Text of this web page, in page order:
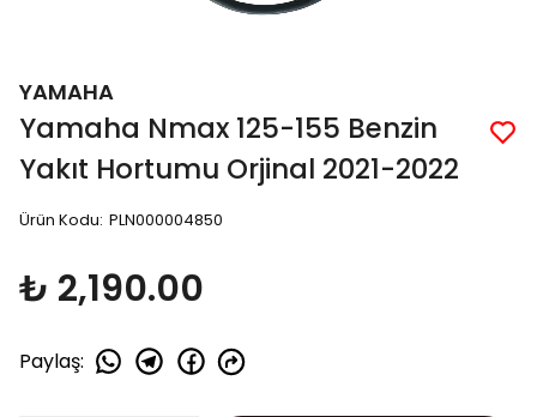
YAMAHA
Yamaha Nmax 125-155 Benzin
Yakıt Hortumu Orjinal 2021-2022
Ürün Kodu: PLN000004850
₺ 2,190.00
Paylaş: